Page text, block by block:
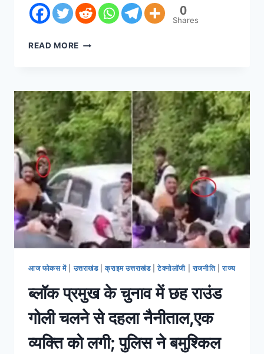
0
Shares
READ MORE
आज फोकस में| उत्तराखंड|क्राइम उत्तराखंड|टेक्नोलॉजी राजनीति|राज्य
ब्लॉक प्रमुख के चुनाव में छह राउंड
गोली चलने से दहला नैनीताल,एक
व्यक्ति को लगी; पुलिस ने बमुश्किल